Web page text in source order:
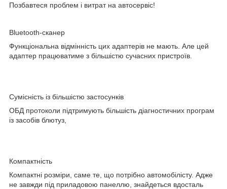
Позбавтеся проблем і витрат на автосервіс!
Bluetooth-сканер
Функціональна відмінність цих адаптерів не мають. Але цей
адаптер працюватиме з більшістю сучасних пристроїв.
Сумісність із більшістю застосунків
ОБД протоколи підтримують більшість діагностичних програм
із засобів блютуз,
Компактність
Компактні розміри, саме те, що потрібно автомобілісту. Адже
не завжди під приладовою панеллю, знайдеться вдосталь